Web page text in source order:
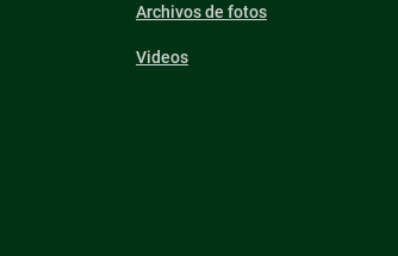
Archivos de fotos
Videos